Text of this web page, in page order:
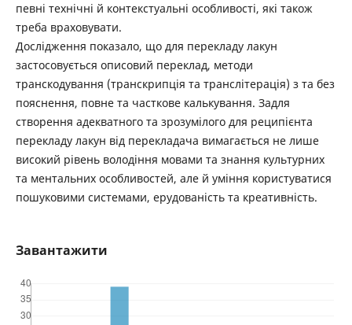
певні технічні й контекстуальні особливості, які також
треба враховувати.
Дослідження показало, що для перекладу лакун
застосовується описовий переклад, методи
транскодування (транскрипція та транслітерація) з та без
пояснення, повне та часткове калькування. Задля
створення адекватного та зрозумілого для реципієнта
перекладу лакун від перекладача вимагається не лише
високий рівень володіння мовами та знання культурних
та ментальних особливостей, але й уміння користуватися
пошуковими системами, ерудованість та креативність.
Завантажити